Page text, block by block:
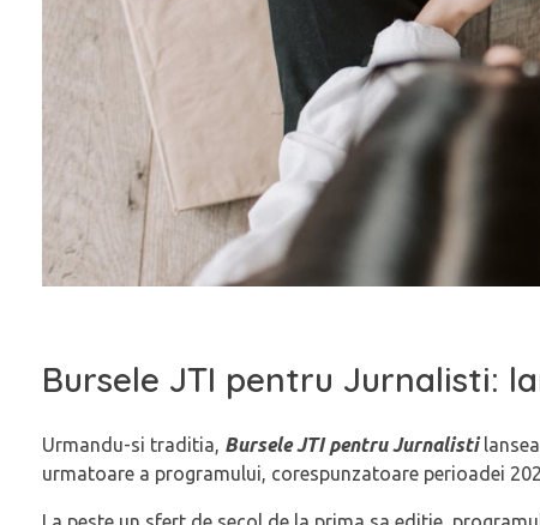
Bursele JTI pentru Jurnalisti:
Urmandu-si traditia, Bursele JTI pentru Jurnalisti
urmatoare a programului, corespunzatoare perioadei